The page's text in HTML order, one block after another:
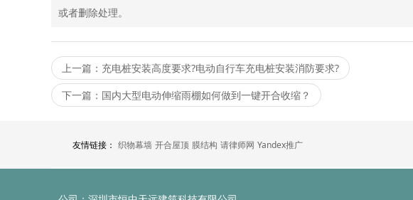
或者删除处理。
上一篇：充电桩安装高度要求?电动自行车充电桩安装消防要求?
下一篇：国内大型电动伸缩雨棚如何做到一键开合收缩？
友情链接： 织物幕墙 开合屋顶 膜结构 请律师网 Yandex推广